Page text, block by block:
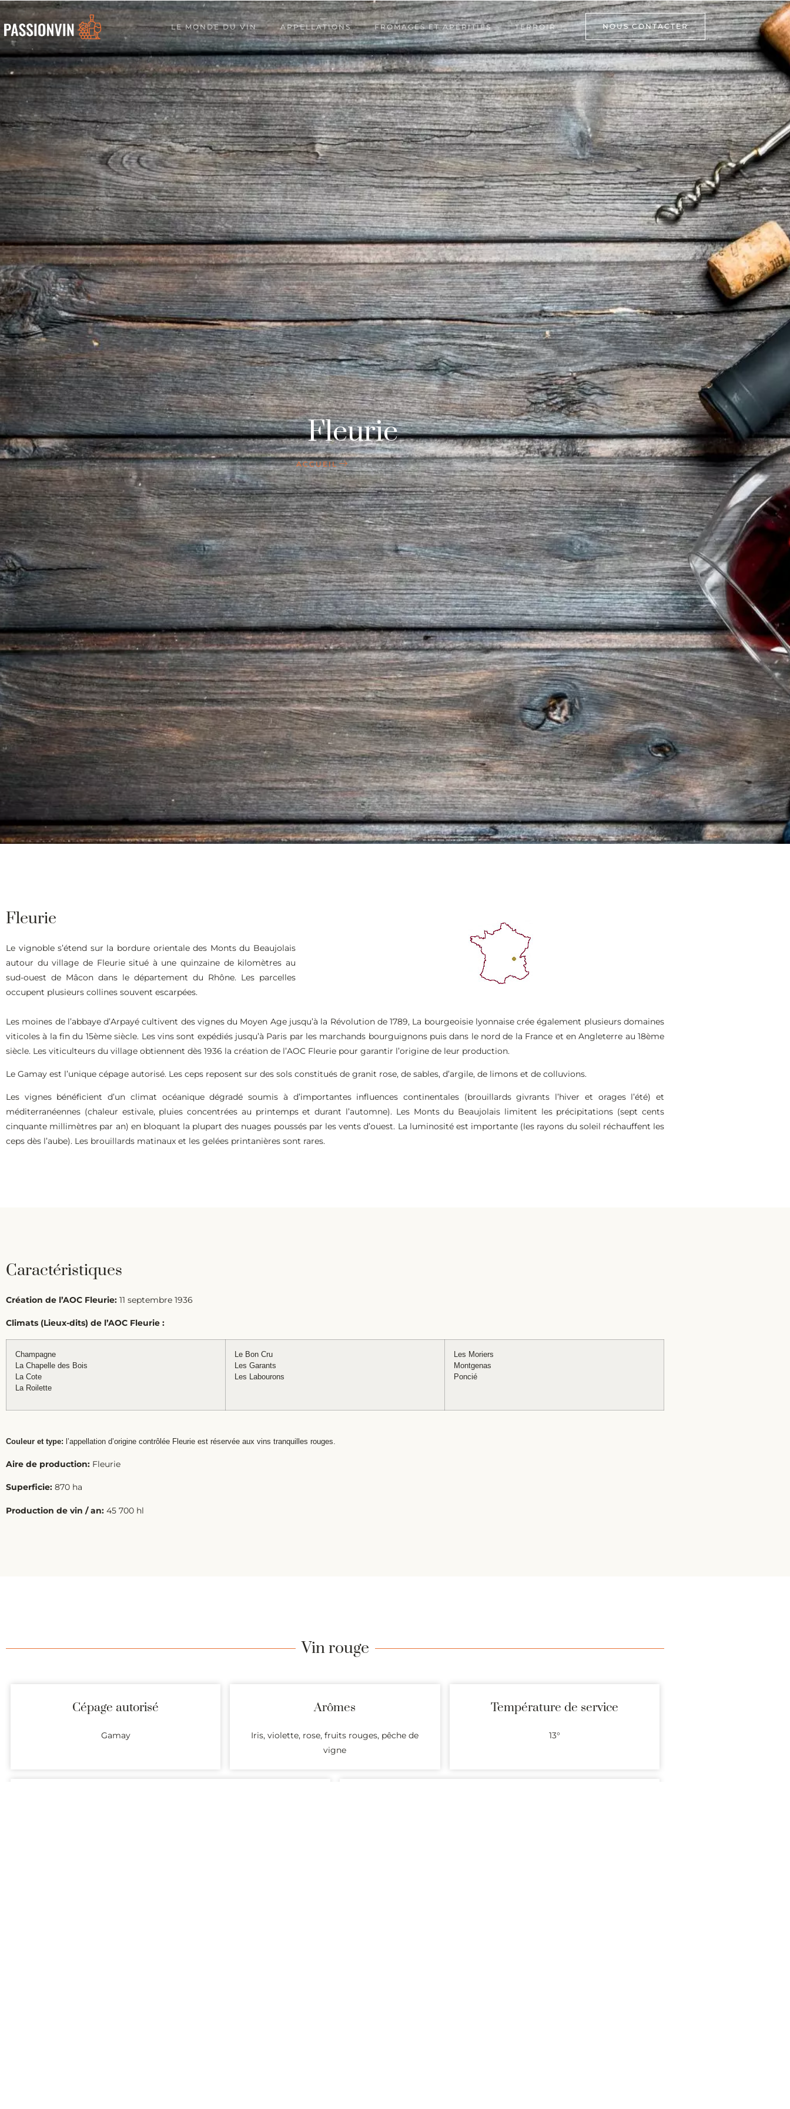
LE MONDE DU VIN APPELLATIONS FROMAGES ET APÉRITIFS TERROIR NOUS CONTACTER
Fleurie
ACCUEIL FLEURIE
Fleurie
Le vignoble s’étend sur la bordure orientale des Monts du Beaujolais
autour du village de Fleurie situé à une quinzaine de kilomètres au
sud-ouest de Mâcon dans le département du Rhône. Les parcelles
occupent plusieurs collines souvent escarpées.
Les moines de l’abbaye d’Arpayé cultivent des vignes du Moyen Age jusqu’à la Révolution de 1789, La bourgeoisie lyonnaise crée également plusieurs domaines
viticoles à la fin du 15ème siècle. Les vins sont expédiés jusqu’à Paris par les marchands bourguignons puis dans le nord de la France et en Angleterre au 18ème
siècle. Les viticulteurs du village obtiennent dès 1936 la création de l’AOC Fleurie pour garantir l’origine de leur production.
Le Gamay est l’unique cépage autorisé. Les ceps reposent sur des sols constitués de granit rose, de sables, d’argile, de limons et de colluvions.
Les vignes bénéficient d’un climat océanique dégradé soumis à d’importantes influences continentales (brouillards givrants l’hiver et orages l’été) et
méditerranéennes (chaleur estivale, pluies concentrées au printemps et durant l’automne). Les Monts du Beaujolais limitent les précipitations (sept cents
cinquante millimètres par an) en bloquant la plupart des nuages poussés par les vents d’ouest. La luminosité est importante (les rayons du soleil réchauffent les
ceps dès l’aube). Les brouillards matinaux et les gelées printanières sont rares.
Caractéristiques
Création de l’AOC Fleurie: 11 septembre 1936
Climats (Lieux-dits) de l’AOC Fleurie :
Champagne
La Chapelle des Bois
La Cote
La Roilette
Le Bon Cru
Les Garants
Les Labourons
Les Moriers
Montgenas
Poncié
Couleur et type: l’appellation d’origine contrôlée Fleurie est réservée aux vins tranquilles rouges.
Aire de production: Fleurie
Superficie: 870 ha
Production de vin / an: 45 700 hl
Vin rouge
Cépage autorisé
Gamay
Arômes
Iris, violette, rose, fruits rouges, pêche de
vigne
Température de service
13°